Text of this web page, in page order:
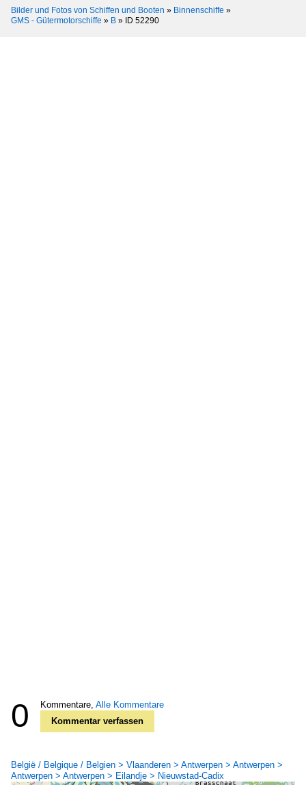
Bilder und Fotos von Schiffen und Booten » Binnenschiffe »
GMS - Gütermotorschiffe » B » ID 52290
0 Kommentare, Alle Kommentare
Kommentar verfassen
België / Belgique / Belgien > Vlaanderen > Antwerpen > Antwerpen >
Antwerpen > Antwerpen > Eilandje > Nieuwstad-Cadix